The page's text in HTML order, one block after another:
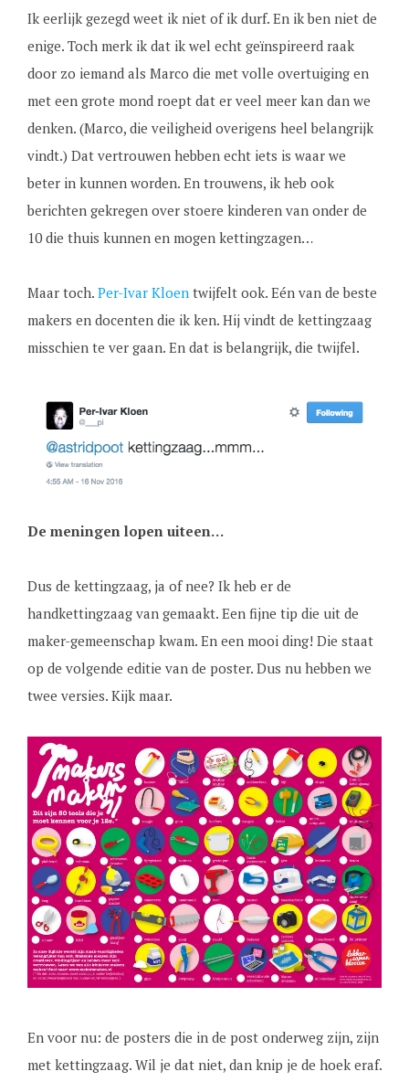
Ik eerlijk gezegd weet ik niet of ik durf. En ik ben niet de
enige. Toch merk ik dat ik wel echt geïnspireerd raak
door zo iemand als Marco die met volle overtuiging en
met een grote mond roept dat er veel meer kan dan we
denken. (Marco, die veiligheid overigens heel belangrijk
vindt.) Dat vertrouwen hebben echt iets is waar we
beter in kunnen worden. En trouwens, ik heb ook
berichten gekregen over stoere kinderen van onder de
10 die thuis kunnen en mogen kettingzagen…
Maar toch. Per-Ivar Kloentwijfelt ook. Eén van de beste
makers en docenten die ik ken. Hij vindt de kettingzaag
misschien te ver gaan. En dat is belangrijk, die twijfel.
De meningen lopen uiteen…
Dus de kettingzaag, ja of nee? Ik heb er de
handkettingzaag van gemaakt. Een fijne tip die uit de
maker-gemeenschap kwam. En een mooi ding! Die staat
op de volgende editie van de poster. Dus nu hebben we
twee versies. Kijk maar.
En voor nu: de posters die in de post onderweg zijn, zijn
met kettingzaag. Wil je dat niet, dan knip je de hoek eraf.